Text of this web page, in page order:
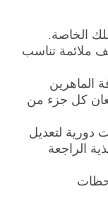
ملائمة تناسب
الماهرين
كل جزء من
دورية لتعديل
الراجعة